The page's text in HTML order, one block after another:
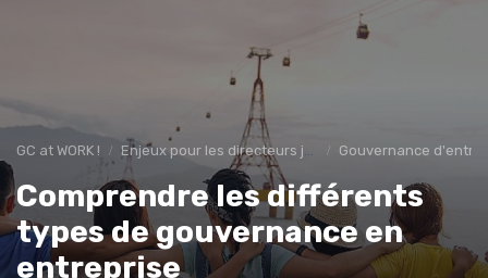
GC at WORK ! Enjeux pour les directeurs juridiques Gouvernance
Comprendre les différents
types de gouvernance en
entreprise